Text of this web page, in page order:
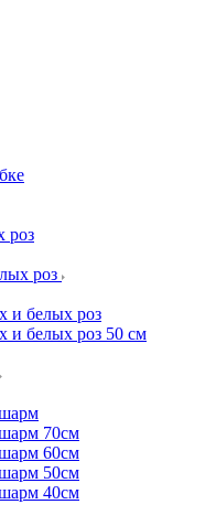
роз
роз
и белых роз
и белых роз 50 см
70см
60см
50см
40см